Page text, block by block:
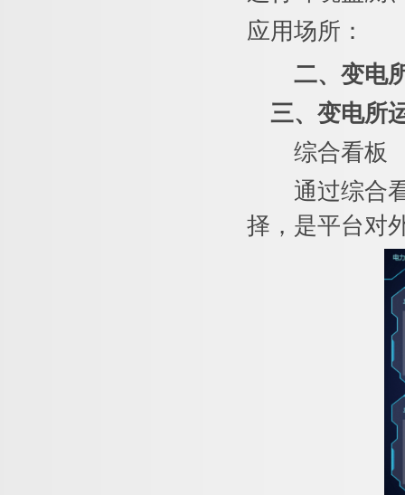
应用场所：
二、 变电
三、 变电所
综合看板
通过综合看
择，是平台对